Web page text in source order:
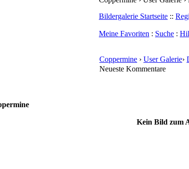
Bildergalerie Startseite ::
Meine Favoriten : Suche :
Coppermine › User Galerie›
Neueste Kommentare
Kein Bild zum